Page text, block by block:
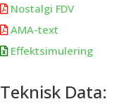
 Nostalgi FDV
 AMA-text
 Effektsimulering
Teknisk Data: